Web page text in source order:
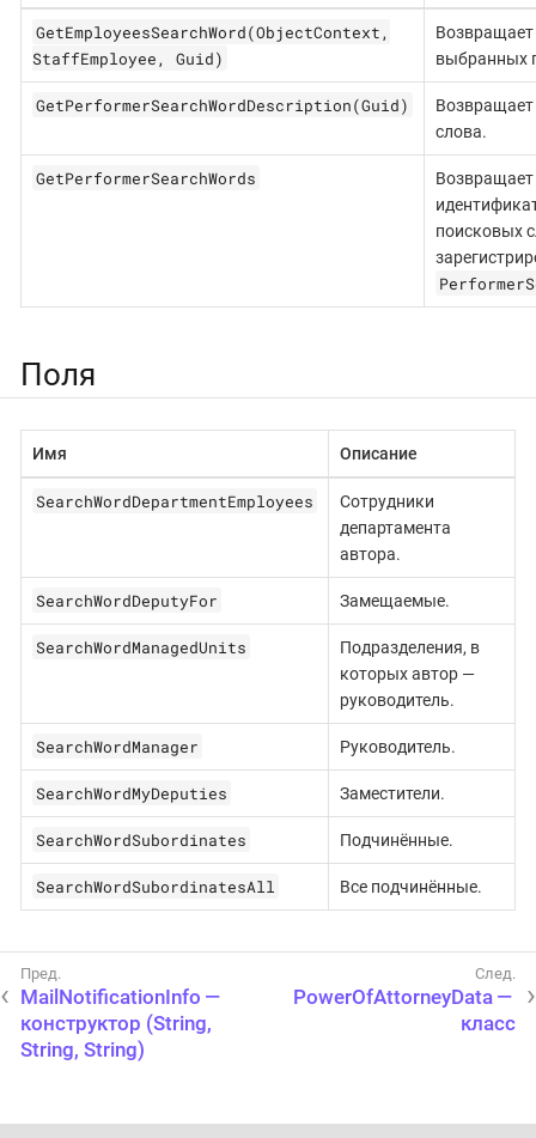
GetEmployeesSearchWord(ObjectContext,
StaffEmployee, Guid)
Возвращает
выбранных
GetPerformerSearchWordDescription(Guid)
Возвращает
слова.
GetPerformerSearchWords
поисковых
Поля
Имя Описание
SearchWordDepartmentEmployees
Сотрудники
департамента
автора.
SearchWordDeputyFor Замещаемые.
SearchWordManagedUnits
Подразделения, в
которых автор —
руководитель.
SearchWordManager Руководитель.
SearchWordMyDeputies Заместители.
SearchWordSubordinates Подчинённые.
SearchWordSubordinatesAll Все подчинённые.
MailNotificationInfo —
конструктор (String,
String, String)
PowerOfAttorneyData —
класс